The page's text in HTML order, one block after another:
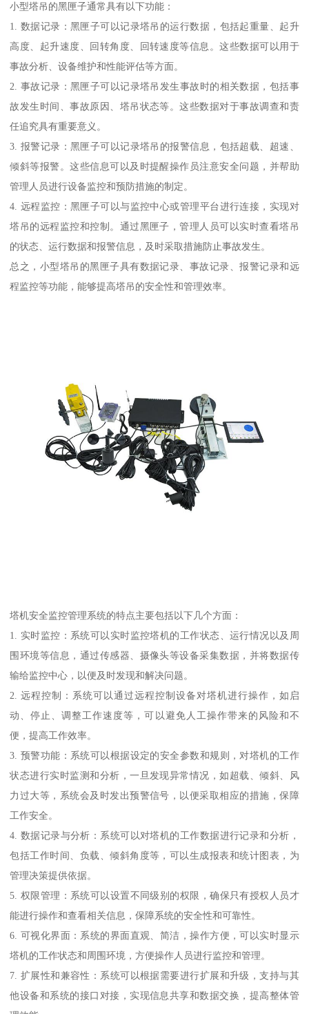
小型塔吊的黑匣子通常具有以下功能：
1. 数据记录：黑匣子可以记录塔吊的运行数据，包括起重量、起升
高度、起升速度、回转角度、回转速度等信息。这些数据可以用于
事故分析、设备维护和性能评估等方面。
2. 事故记录：黑匣子可以记录塔吊发生事故时的相关数据，包括事
故发生时间、事故原因、塔吊状态等。这些数据对于事故调查和责
任追究具有重要意义。
3. 报警记录：黑匣子可以记录塔吊的报警信息，包括超载、超速、
倾斜等报警。这些信息可以及时提醒操作员注意安全问题，并帮助
管理人员进行设备监控和预防措施的制定。
4. 远程监控：黑匣子可以与监控中心或管理平台进行连接，实现对
塔吊的远程监控和控制。通过黑匣子，管理人员可以实时查看塔吊
的状态、运行数据和报警信息，及时采取措施防止事故发生。
总之，小型塔吊的黑匣子具有数据记录、事故记录、报警记录和远
程监控等功能，能够提高塔吊的安全性和管理效率。
塔机安全监控管理系统的特点主要包括以下几个方面：
1. 实时监控：系统可以实时监控塔机的工作状态、运行情况以及周
围环境等信息，通过传感器、摄像头等设备采集数据，并将数据传
输给监控中心，以便及时发现和解决问题。
2. 远程控制：系统可以通过远程控制设备对塔机进行操作，如启
动、停止、调整工作速度等，可以避免人工操作带来的风险和不
便，提高工作效率。
3. 预警功能：系统可以根据设定的安全参数和规则，对塔机的工作
状态进行实时监测和分析，一旦发现异常情况，如超载、倾斜、风
力过大等，系统会及时发出预警信号，以便采取相应的措施，保障
工作安全。
4. 数据记录与分析：系统可以对塔机的工作数据进行记录和分析，
包括工作时间、负载、倾斜角度等，可以生成报表和统计图表，为
管理决策提供依据。
5. 权限管理：系统可以设置不同级别的权限，确保只有授权人员才
能进行操作和查看相关信息，保障系统的安全性和可靠性。
6. 可视化界面：系统的界面直观、简洁，操作方便，可以实时显示
塔机的工作状态和周围环境，方便操作人员进行监控和管理。
7. 扩展性和兼容性：系统可以根据需要进行扩展和升级，支持与其
他设备和系统的接口对接，实现信息共享和数据交换，提高整体管